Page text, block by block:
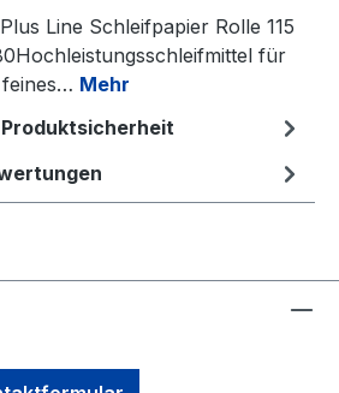
Line Schleifpapier Rolle 115
für
Mehr